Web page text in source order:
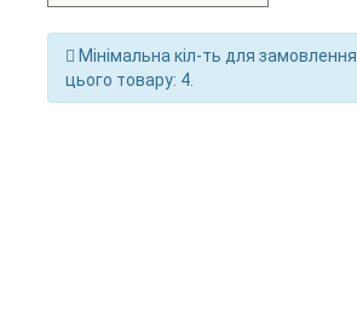
Мінімальна кіл-ть для замовлення
цього товару: 4.